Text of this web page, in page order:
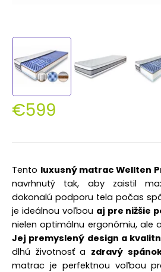
€599
cena:
Tento luxusný matrac Wellten
navrhnutý tak, aby zaistil
dokonalú podporu tela počas
je ideálnou voľbou aj pre nižšie
nielen optimálnu ergonómiu, ale
Jej premyslený design a
dlhú životnosť a zdravý
matrac je perfektnou voľbou